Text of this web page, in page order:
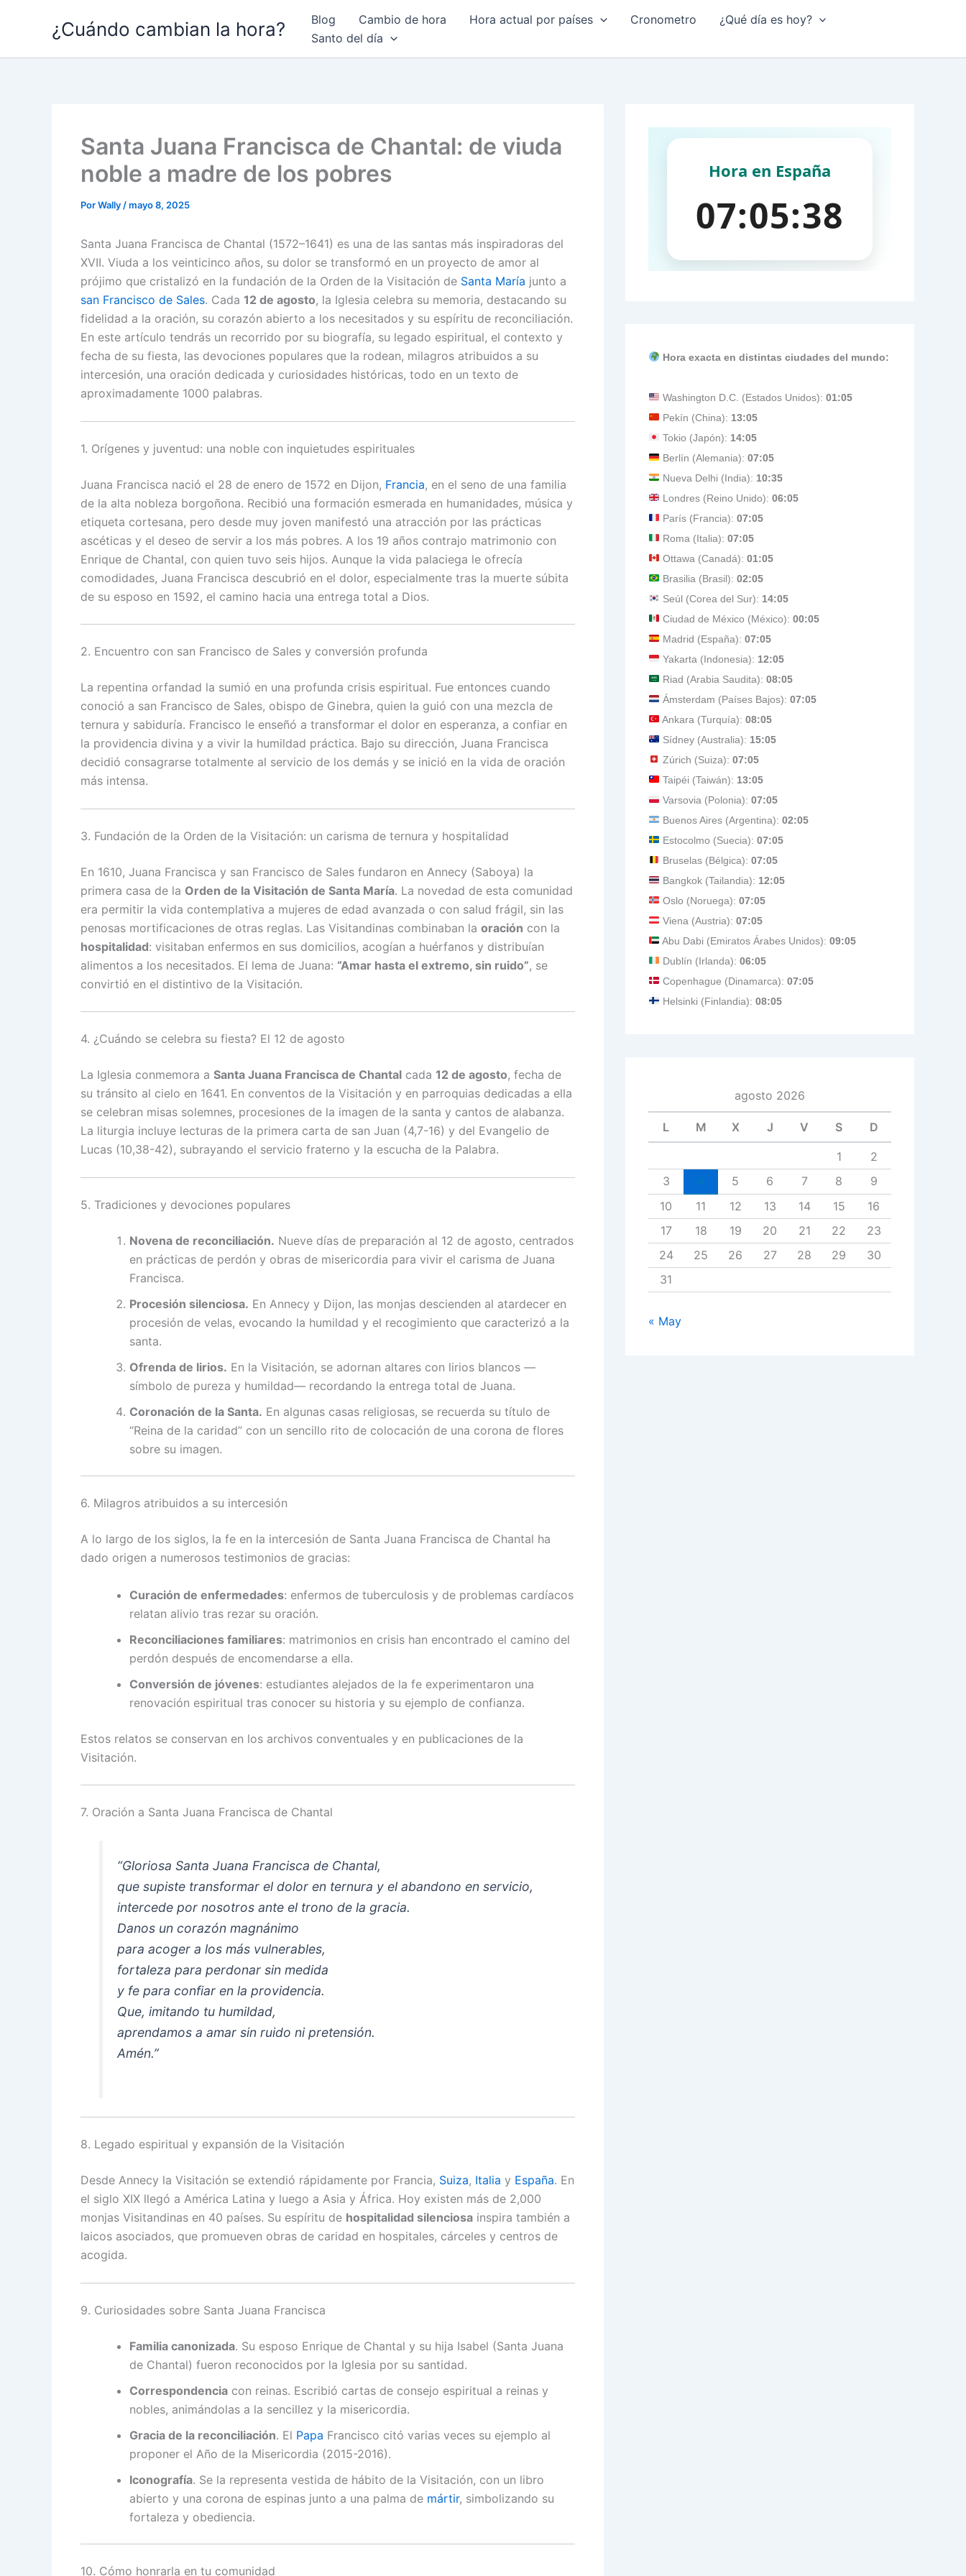
¿Cuándo cambian la hora? Blog Cambio de hora Hora actual por países Cronometro
¿Qué día es hoy?
Santo del día
Santa Juana Francisca de Chantal: de viuda
noble a madre de los pobres
PorWally /mayo 8, 2025
Santa Juana Francisca de Chantal (1572–1641) es una de las santas más inspiradoras del
XVII. Viuda a los veinticinco años, su dolor se transformó en un proyecto de amor al
prójimo que cristalizó en la fundación de la Orden de la Visitación de Santa María junto a
san Francisco de Sales. Cada 12 de agosto, la Iglesia celebra su memoria, destacando su
fidelidad a la oración, su corazón abierto a los necesitados y su espíritu de reconciliación.
En este artículo tendrás un recorrido por su biografía, su legado espiritual, el contexto y
fecha de su fiesta, las devociones populares que la rodean, milagros atribuidos a su
intercesión, una oración dedicada y curiosidades históricas, todo en un texto de
aproximadamente 1000 palabras.
1. Orígenes y juventud: una noble con inquietudes espirituales
Juana Francisca nació el 28 de enero de 1572 en Dijon, Francia, en el seno de una familia
de la alta nobleza borgoñona. Recibió una formación esmerada en humanidades, música y
etiqueta cortesana, pero desde muy joven manifestó una atracción por las prácticas
ascéticas y el deseo de servir a los más pobres. A los 19 años contrajo matrimonio con
Enrique de Chantal, con quien tuvo seis hijos. Aunque la vida palaciega le ofrecía
comodidades, Juana Francisca descubrió en el dolor, especialmente tras la muerte súbita
de su esposo en 1592, el camino hacia una entrega total a Dios.
2. Encuentro con san Francisco de Sales y conversión profunda
La repentina orfandad la sumió en una profunda crisis espiritual. Fue entonces cuando
conoció a san Francisco de Sales, obispo de Ginebra, quien la guió con una mezcla de
ternura y sabiduría. Francisco le enseñó a transformar el dolor en esperanza, a confiar en
la providencia divina y a vivir la humildad práctica. Bajo su dirección, Juana Francisca
decidió consagrarse totalmente al servicio de los demás y se inició en la vida de oración
más intensa.
3. Fundación de la Orden de la Visitación: un carisma de ternura y hospitalidad
En 1610, Juana Francisca y san Francisco de Sales fundaron en Annecy (Saboya) la
primera casa de la Orden de la Visitación de Santa María. La novedad de esta comunidad
era permitir la vida contemplativa a mujeres de edad avanzada o con salud frágil, sin las
penosas mortificaciones de otras reglas. Las Visitandinas combinaban la oración con la
hospitalidad: visitaban enfermos en sus domicilios, acogían a huérfanos y distribuían
alimentos a los necesitados. El lema de Juana: “Amar hasta el extremo, sin ruido”, se
convirtió en el distintivo de la Visitación.
4. ¿Cuándo se celebra su fiesta? El 12 de agosto
La Iglesia conmemora a Santa Juana Francisca de Chantal cada 12 de agosto, fecha de
su tránsito al cielo en 1641. En conventos de la Visitación y en parroquias dedicadas a ella
se celebran misas solemnes, procesiones de la imagen de la santa y cantos de alabanza.
La liturgia incluye lecturas de la primera carta de san Juan (4,7-16) y del Evangelio de
Lucas (10,38-42), subrayando el servicio fraterno y la escucha de la Palabra.
5. Tradiciones y devociones populares
Novena de reconciliación. Nueve días de preparación al 12 de agosto, centrados
en prácticas de perdón y obras de misericordia para vivir el carisma de Juana
Francisca.
Procesión silenciosa. En Annecy y Dijon, las monjas descienden al atardecer en
procesión de velas, evocando la humildad y el recogimiento que caracterizó a la
santa.
Ofrenda de lirios. En la Visitación, se adornan altares con lirios blancos —
símbolo de pureza y humildad— recordando la entrega total de Juana.
Coronación de la Santa. En algunas casas religiosas, se recuerda su título de
“Reina de la caridad” con un sencillo rito de colocación de una corona de flores
sobre su imagen.
6. Milagros atribuidos a su intercesión
A lo largo de los siglos, la fe en la intercesión de Santa Juana Francisca de Chantal ha
dado origen a numerosos testimonios de gracias:
Curación de enfermedades: enfermos de tuberculosis y de problemas cardíacos
relatan alivio tras rezar su oración.
Reconciliaciones familiares: matrimonios en crisis han encontrado el camino del
perdón después de encomendarse a ella.
Conversión de jóvenes: estudiantes alejados de la fe experimentaron una
renovación espiritual tras conocer su historia y su ejemplo de confianza.
Estos relatos se conservan en los archivos conventuales y en publicaciones de la
Visitación.
7. Oración a Santa Juana Francisca de Chantal
“Gloriosa Santa Juana Francisca de Chantal,
que supiste transformar el dolor en ternura y el abandono en servicio,
intercede por nosotros ante el trono de la gracia.
Danos un corazón magnánimo
para acoger a los más vulnerables,
fortaleza para perdonar sin medida
y fe para confiar en la providencia.
Que, imitando tu humildad,
aprendamos a amar sin ruido ni pretensión.
Amén.”
8. Legado espiritual y expansión de la Visitación
Desde Annecy la Visitación se extendió rápidamente por Francia, Suiza, Italia y España. En
el siglo XIX llegó a América Latina y luego a Asia y África. Hoy existen más de 2,000
monjas Visitandinas en 40 países. Su espíritu de hospitalidad silenciosa inspira también a
laicos asociados, que promueven obras de caridad en hospitales, cárceles y centros de
acogida.
9. Curiosidades sobre Santa Juana Francisca
Familia canonizada. Su esposo Enrique de Chantal y su hija Isabel (Santa Juana
de Chantal) fueron reconocidos por la Iglesia por su santidad.
Correspondencia con reinas. Escribió cartas de consejo espiritual a reinas y
nobles, animándolas a la sencillez y la misericordia.
Gracia de la reconciliación. El Papa Francisco citó varias veces su ejemplo al
proponer el Año de la Misericordia (2015-2016).
Iconografía. Se la representa vestida de hábito de la Visitación, con un libro
abierto y una corona de espinas junto a una palma de mártir, simbolizando su
fortaleza y obediencia.
10. Cómo honrarla en tu comunidad
Hora exacta en distintas ciudades del mundo:
Washington D.C. (Estados Unidos): 01:05
Pekín (China): 13:05
Tokio (Japón): 14:05
Berlín (Alemania): 07:05
Nueva Delhi (India): 10:35
Londres (Reino Unido): 06:05
París (Francia): 07:05
Roma (Italia): 07:05
Ottawa (Canadá): 01:05
Brasilia (Brasil): 02:05
Seúl (Corea del Sur): 14:05
Ciudad de México (México): 00:05
Madrid (España): 07:05
Yakarta (Indonesia): 12:05
Riad (Arabia Saudita): 08:05
Ámsterdam (Países Bajos): 07:05
Ankara (Turquía): 08:05
Sídney (Australia): 15:05
Zúrich (Suiza): 07:05
Taipéi (Taiwán): 13:05
Varsovia (Polonia): 07:05
Buenos Aires (Argentina): 02:05
Estocolmo (Suecia): 07:05
Bruselas (Bélgica): 07:05
Bangkok (Tailandia): 12:05
Oslo (Noruega): 07:05
Viena (Austria): 07:05
Abu Dabi (Emiratos Árabes Unidos): 09:05
Dublín (Irlanda): 06:05
Copenhague (Dinamarca): 07:05
Helsinki (Finlandia): 08:05
agosto 2026
L M X J V S D
1
2
3
5 6 7 8
9
10
11 12 13 14 15
16
17
18 19 20 21 22
23
24
25 26 27 28 29
30
31
« May